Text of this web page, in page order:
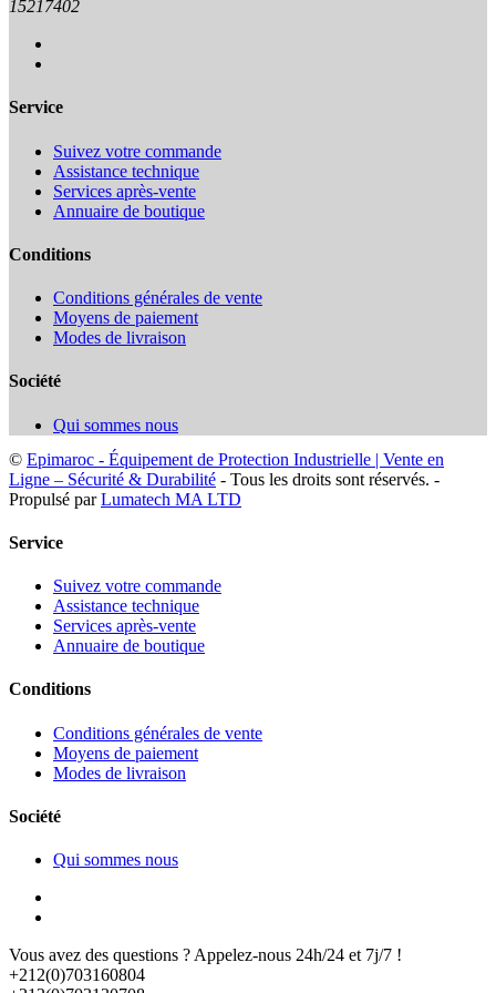
15217402
Service
Suivez votre commande
Assistance technique
Services après-vente
Annuaire de boutique
Conditions
Conditions générales de vente
Moyens de paiement
Modes de livraison
Société
Qui sommes nous
© Epimaroc - Équipement de Protection Industrielle | Vente en
Ligne – Sécurité & Durabilité - Tous les droits sont réservés. -
Propulsé parLumatech MA LTD
Service
Suivez votre commande
Assistance technique
Services après-vente
Annuaire de boutique
Conditions
Conditions générales de vente
Moyens de paiement
Modes de livraison
Société
Qui sommes nous
Vous avez des questions ? Appelez-nous 24h/24 et 7j/7 !
+212(0)703160804